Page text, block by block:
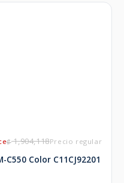
₡1,904,118
Color C11CJ92201